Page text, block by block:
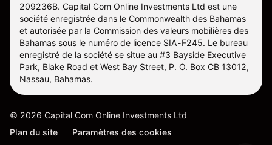
209236B. Capital Com Online Investments Ltd est une
société enregistrée dans le Commonwealth des Bahamas
et autorisée par la Commission des valeurs mobilières des
Bahamas sous le numéro de licence SIA-F245. Le bureau
enregistré de la société se situe au #3 Bayside Executive
Park, Blake Road et West Bay Street, P. O. Box CB 13012,
Nassau, Bahamas.
© 2026 Capital Com Online Investments Ltd
Plan du site
Paramètres des cookies